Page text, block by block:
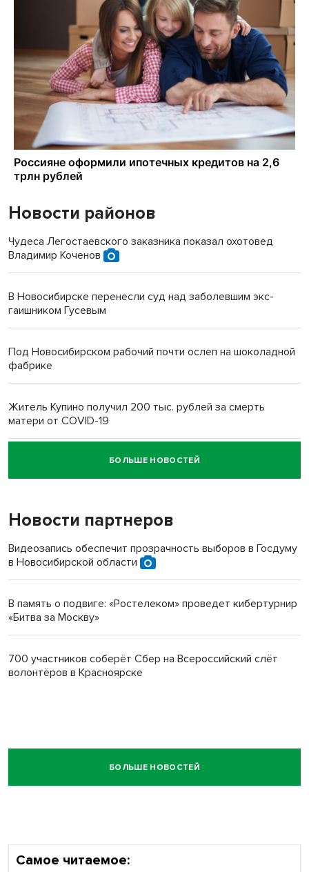
Новости районов
Чудеса Легостаевского заказника показал охотовед
Владимир Коченов
В Новосибирске перенесли суд над заболевшим экс-
гаишником Гусевым
Под Новосибирском рабочий почти ослеп на шоколадной
фабрике
Житель Купино получил 200 тыс. рублей за смерть
матери от COVID-19
Новосибирский суд наказал водителя за смерть
пенсионерки на вокзале
БОЛЬШЕ НОВОСТЕЙ
Новости партнеров
Видеозапись обеспечит прозрачность выборов в Госдуму
в Новосибирской области
В память о подвиге: «Ростелеком» проведет кибертурнир
«Битва за Москву»
700 участников соберёт Сбер на Всероссийский слёт
волонтёров в Красноярске
БОЛЬШЕ НОВОСТЕЙ
Самое читаемое: